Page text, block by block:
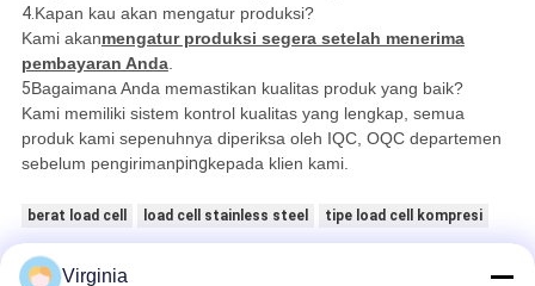
4.Kapan kau akan mengatur produksi?
Kami akanmengatur produksi segera setelah menerima
pembayaran Anda.
5Bagaimana Anda memastikan kualitas produk yang baik?
Kami memiliki sistem kontrol kualitas yang lengkap, semua
produk kami sepenuhnya diperiksa oleh IQC, OQC departemen
sebelum pengirimanpingkepada klien kami.
berat load cell load cell stainless steel tipe load cell kompresi
Virginia